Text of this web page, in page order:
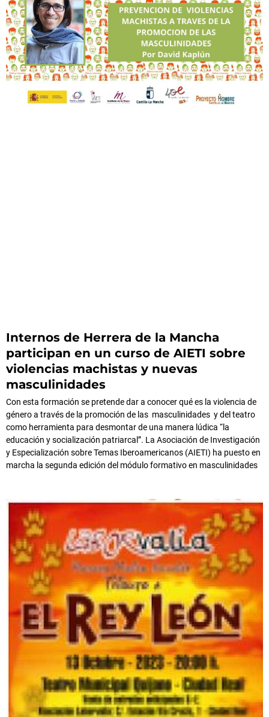
Internos de Herrera de la Mancha
participan en un curso de AIETI sobre
violencias machistas y nuevas
masculinidades
Con esta formación se pretende dar a conocer qué es la violencia de
género a través de la promoción de las masculinidades y del teatro
como herramienta para desmontar de una manera lúdica “la
educación y socialización patriarcal”. La Asociación de Investigación
y Especialización sobre Temas Iberoamericanos (AIETI) ha puesto en
marcha la segunda edición del módulo formativo en masculinidades